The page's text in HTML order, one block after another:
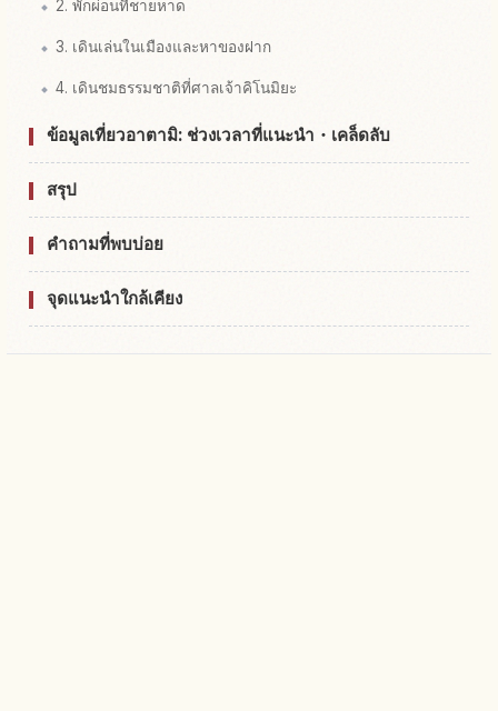
2. พักผ่อนที่ชายหาด
3. เดินเล่นในเมืองและหาของฝาก
4. เดินชมธรรมชาติที่ศาลเจ้าคิโนมิยะ
ข้อมูลเที่ยวอาตามิ: ช่วงเวลาที่แนะนำ・เคล็ดลับ
สรุป
คำถามที่พบบ่อย
จุดแนะนำใกล้เคียง